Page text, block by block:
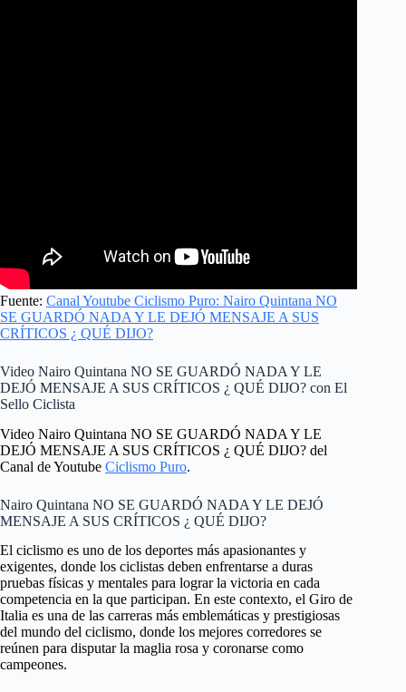
Fuente: Canal Youtube Ciclismo Puro: Nairo Quintana NO
SE GUARDÓ NADA Y LE DEJÓ MENSAJE A SUS
CRÍTICOS ¿ QUÉ DIJO?
Video Nairo Quintana NO SE GUARDÓ NADA Y LE
DEJÓ MENSAJE A SUS CRÍTICOS ¿ QUÉ DIJO? con El
Sello Ciclista
Video Nairo Quintana NO SE GUARDÓ NADA Y LE
DEJÓ MENSAJE A SUS CRÍTICOS ¿ QUÉ DIJO? del
Canal de Youtube Ciclismo Puro.
Nairo Quintana NO SE GUARDÓ NADA Y LE DEJÓ
MENSAJE A SUS CRÍTICOS ¿ QUÉ DIJO?
El ciclismo es uno de los deportes más apasionantes y
exigentes, donde los ciclistas deben enfrentarse a duras
pruebas físicas y mentales para lograr la victoria en cada
competencia en la que participan. En este contexto, el Giro de
Italia es una de las carreras más emblemáticas y prestigiosas
del mundo del ciclismo, donde los mejores corredores se
reúnen para disputar la maglia rosa y coronarse como
campeones.